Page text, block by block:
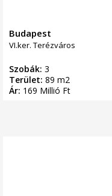
Budapest
VI.ker. Terézváros
Szobák: 3
Terület: 89 m2
Ár: 169 Millió Ft